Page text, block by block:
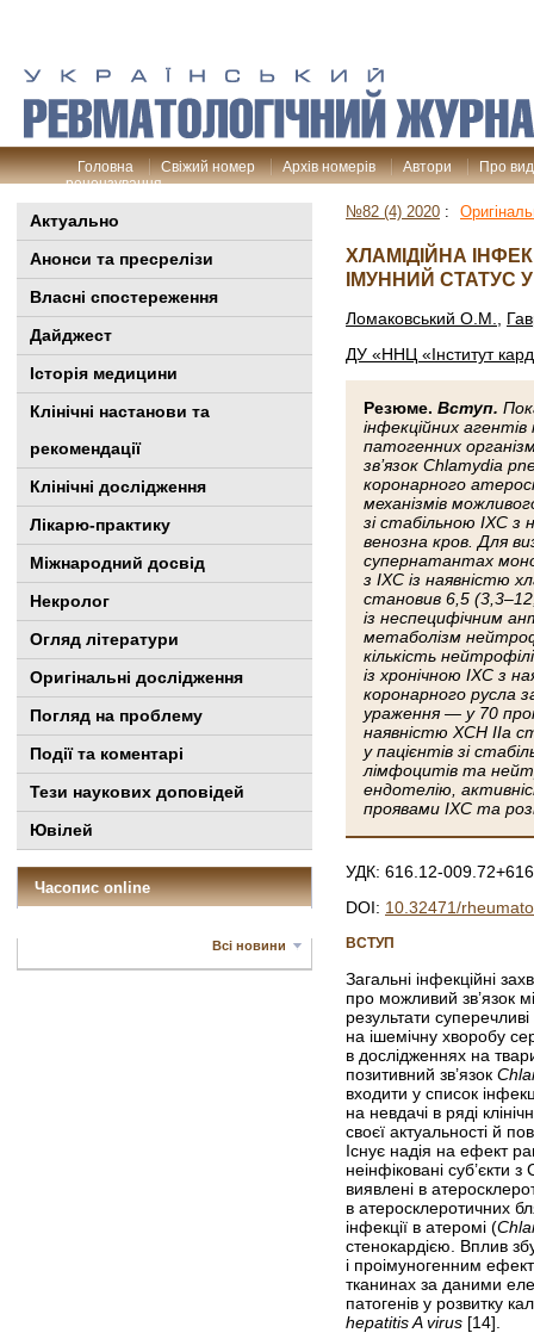
Головна Свіжий номер Архів номерів Автори
Про
рецензування
Актуально
Анонси та пресрелізи
Власні спостереження
Дайджест
Історія медицини
Клінiчні настанови та
рекомендації
Клінічні дослідження
Лікарю-практику
Міжнародний досвід
Некролог
Огляд літератури
Оригінальні дослідження
Погляд на проблему
Події та коментарі
Тези наукових доповідей
Ювілей
Часопис online
Всі новини
№82 (4) 2020 :
ХЛАМІДІЙНА
ІМУННИЙ СТАТУС
Ломаковський О.М.
ДУ «ННЦ «Інститут
Резюме. Вступ.
інфекційних
патогенних
зв’язок Chlamydia
коронарного
механізмів
зі стабільною ІХС з
венозна кров. Для
супернатантах
з ІХС із наявністю
становив 6,5
із неспецифічним
метаболізм
кількість
із хронічною ІХС з
коронарного русла
ураження — у 70
наявністю ХСН ІІа
у пацієнтів зі
лімфоцитів та
ендотелію,
проявами ІХС та
УДК: 616.12-
DOI: 10.32471/
ВСТУП
Загальні інфекційні
про можливий зв’язок
результати
на ішемічну хворобу
в дослідженнях на
позитивний зв’язок
входити у список
на невдачі в ряді
своєї актуальності й
Існує надія на ефект
неінфіковані суб’єкти
виявлені в
в атеросклеротичних
інфекції в атеромі (
стенокардією. Вплив
і проімуногенним
тканинах за даними
патогенів у розвитку
hepatitis A virus [14].